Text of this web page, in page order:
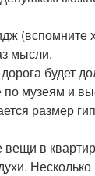
мысли.
будет
по музеям и
размер
в